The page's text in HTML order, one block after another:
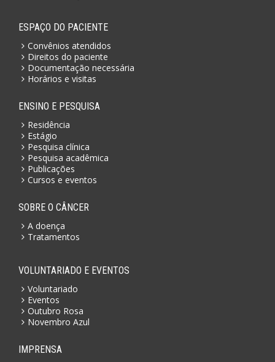
ESPAÇO DO PACIENTE
Convênios atendidos
Direitos do paciente
Documentação necessária
Horários e visitas
ENSINO E PESQUISA
Residência
Estágio
Pesquisa clínica
Pesquisa acadêmica
Publicações
Cursos e eventos
SOBRE O CÂNCER
A doença
Tratamentos
VOLUNTARIADO E EVENTOS
Voluntariado
Eventos
Outubro Rosa
Novembro Azul
IMPRENSA